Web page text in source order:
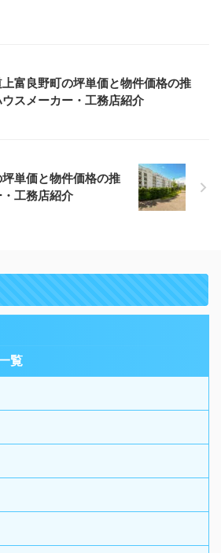
富良野町の坪単価と物件価格の推
スメーカー・工務店紹介
単価と物件価格の推
工務店紹介
覧